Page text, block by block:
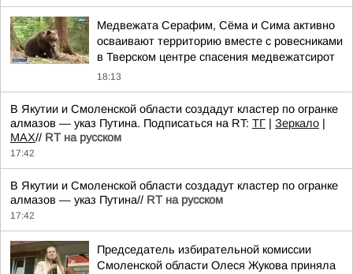
Медвежата Серафим, Сёма и Сима активно
осваивают территорию вместе с ровесниками
в Тверском центре спасения медвежатсирот
18:13
В Якутии и Смоленской области создадут кластер по огранке
алмазов — указ Путина. Подписаться на RT: ТГ | Зеркало |
MAX// RT на русском
17:42
В Якутии и Смоленской области создадут кластер по огранке
алмазов — указ Путина// RT на русском
17:42
Председатель избирательной комиссии
Смоленской области Олеся Жукова приняла